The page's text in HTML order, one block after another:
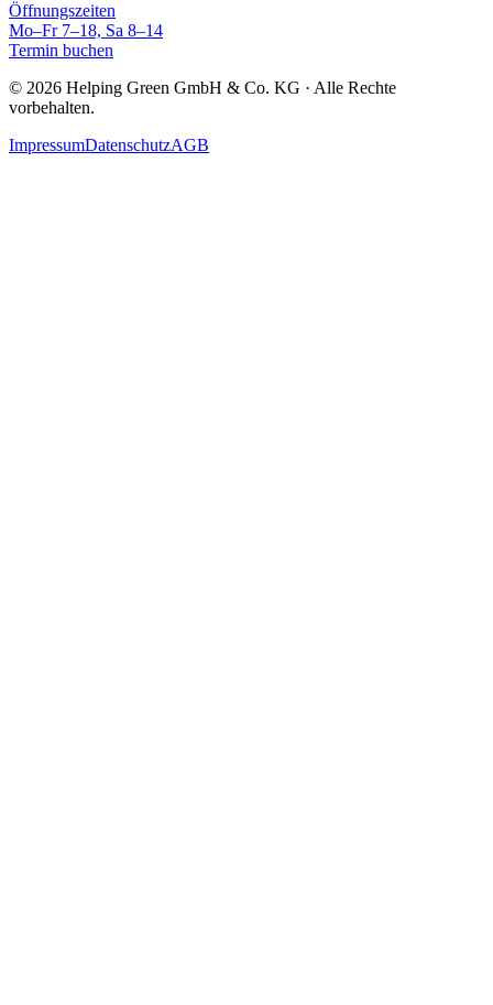
Öffnungszeiten
Mo–Fr 7–18, Sa 8–14
Termin buchen
© 2026 Helping Green GmbH & Co. KG · Alle Rechte
vorbehalten.
ImpressumDatenschutzAGB